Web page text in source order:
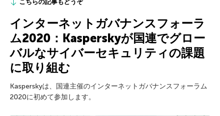
こちらの記事もどうぞ
インターネットガバナンスフォーラ
ム2020：Kasperskyが国連でグロー
バルなサイバーセキュリティの課題
に取り組む
Kasperskyは、国連主催のインターネットガバナンスフォーラム
2020に初めて参加します。